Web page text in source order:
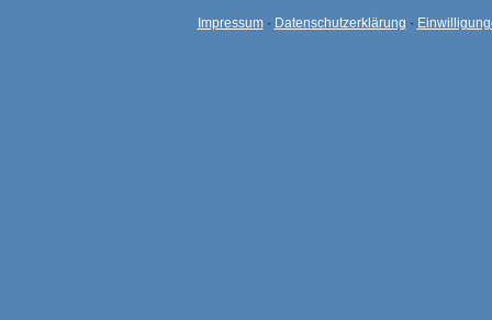
Impressum· Datenschutzerklärung ·